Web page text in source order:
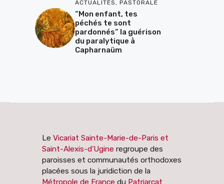
ACTUALITÉS, PASTORALE
“Mon enfant, tes
péchés te sont
pardonnés” la guérison
du paralytique à
Capharnaüm
Le Vicariat Sainte-Marie-de-Paris et
Saint-Alexis-d’Ugine regroupe des
paroisses et communautés orthodoxes
placées sous la juridiction de la
Métropole de France du Patriarcat